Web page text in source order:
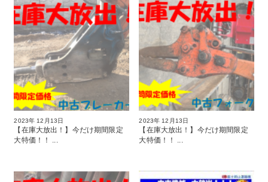
2023年 12月13日
【在庫大放出！】今だけ期間限定
大特価！！ ...
2023年 12月13日
【在庫大放出！】今だけ期間限定
大特価！！ ...